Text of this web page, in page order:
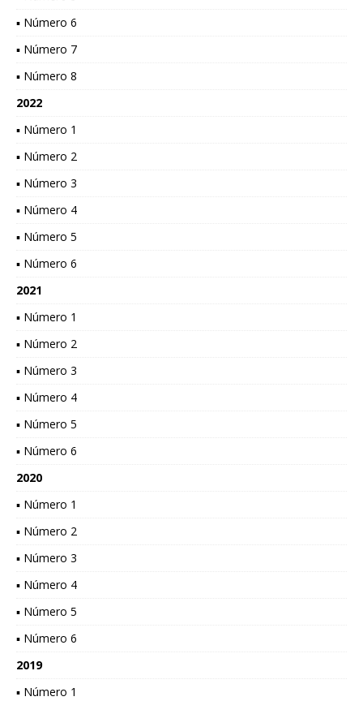
▪ Número 6
▪ Número 7
▪ Número 8
2022
▪ Número 1
▪ Número 2
▪ Número 3
▪ Número 4
▪ Número 5
▪ Número 6
2021
▪ Número 1
▪ Número 2
▪ Número 3
▪ Número 4
▪ Número 5
▪ Número 6
2020
▪ Número 1
▪ Número 2
▪ Número 3
▪ Número 4
▪ Número 5
▪ Número 6
2019
▪ Número 1